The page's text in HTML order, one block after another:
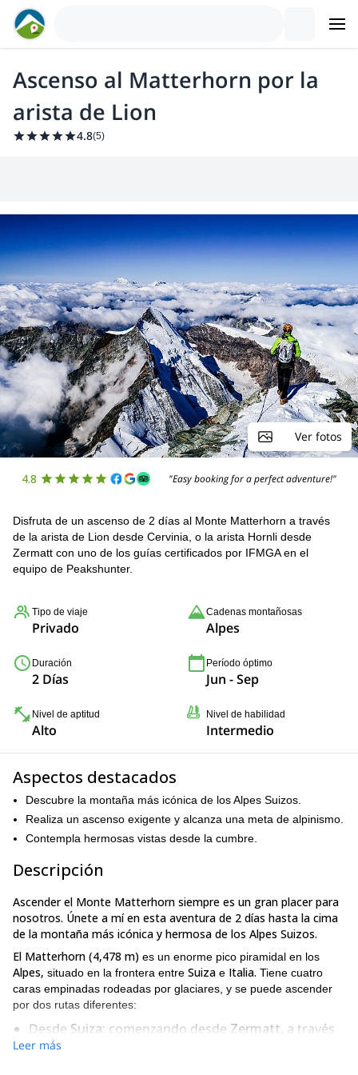
Ascenso al Matterhorn por la
arista de Lion
4.8(5)
Ver fotos
4.8 "Easy booking for a perfect adventure!"
Disfruta de un ascenso de 2 días al Monte Matterhorn a través
de la arista de Lion desde Cervinia, o la arista Hornli desde
Zermatt con uno de los guías certificados por IFMGA en el
equipo de Peakshunter.
Tipo de viaje
Privado
Cadenas montañosas
Alpes
Duración
2 Días
Período óptimo
Jun - Sep
Nivel de aptitud
Alto
Nivel de habilidad
Intermedio
Aspectos destacados
Descubre la montaña más icónica de los Alpes Suizos.
Realiza un ascenso exigente y alcanza una meta de alpinismo.
Contempla hermosas vistas desde la cumbre.
Descripción
Ascender el Monte Matterhorn siempre es un gran placer para
nosotros. Únete a mí en esta aventura de 2 días hasta la cima
de la montaña más icónica y hermosa de los Alpes Suizos.
El Matterhorn (4,478 m) es un enorme pico piramidal en los
Alpes, situado en la frontera entre Suiza e Italia. Tiene cuatro
caras empinadas rodeadas por glaciares, y se puede ascender
por dos rutas diferentes:
Desde Suiza: comenzando desde Zermatt, a través
de la arista
Leer más